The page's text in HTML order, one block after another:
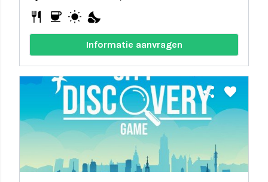
restaurant coffee wb_sunny nights_stay
Informatie aanvragen
share favorite